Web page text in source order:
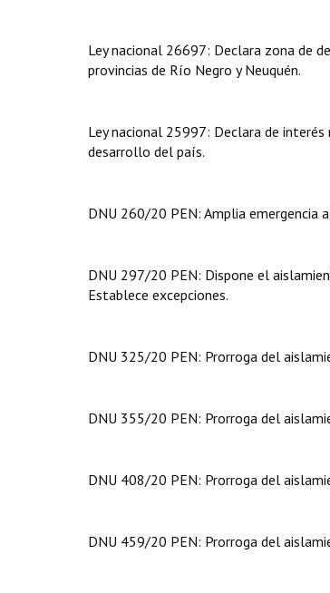
Ley nacional 26697: Declara zona de
provincias de Río Negro y Neuquén.
Ley nacional 25997: Declara de
desarrollo del país.
DNU 260/20 PEN: Amplia emergencia
DNU 297/20 PEN: Dispone el
Establece excepciones.
DNU 325/20 PEN: Prorroga del
DNU 355/20 PEN: Prorroga del
DNU 408/20 PEN: Prorroga del
DNU 459/20 PEN: Prorroga del